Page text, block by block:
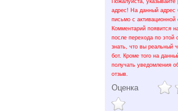
Пожалуйста,
адрес! На данный адрес
письмо с активационной
Комментарий появится
после перехода по
знать, что вы реальный
бот. Кроме того на
получать уведомления
отзыв.
Оценка